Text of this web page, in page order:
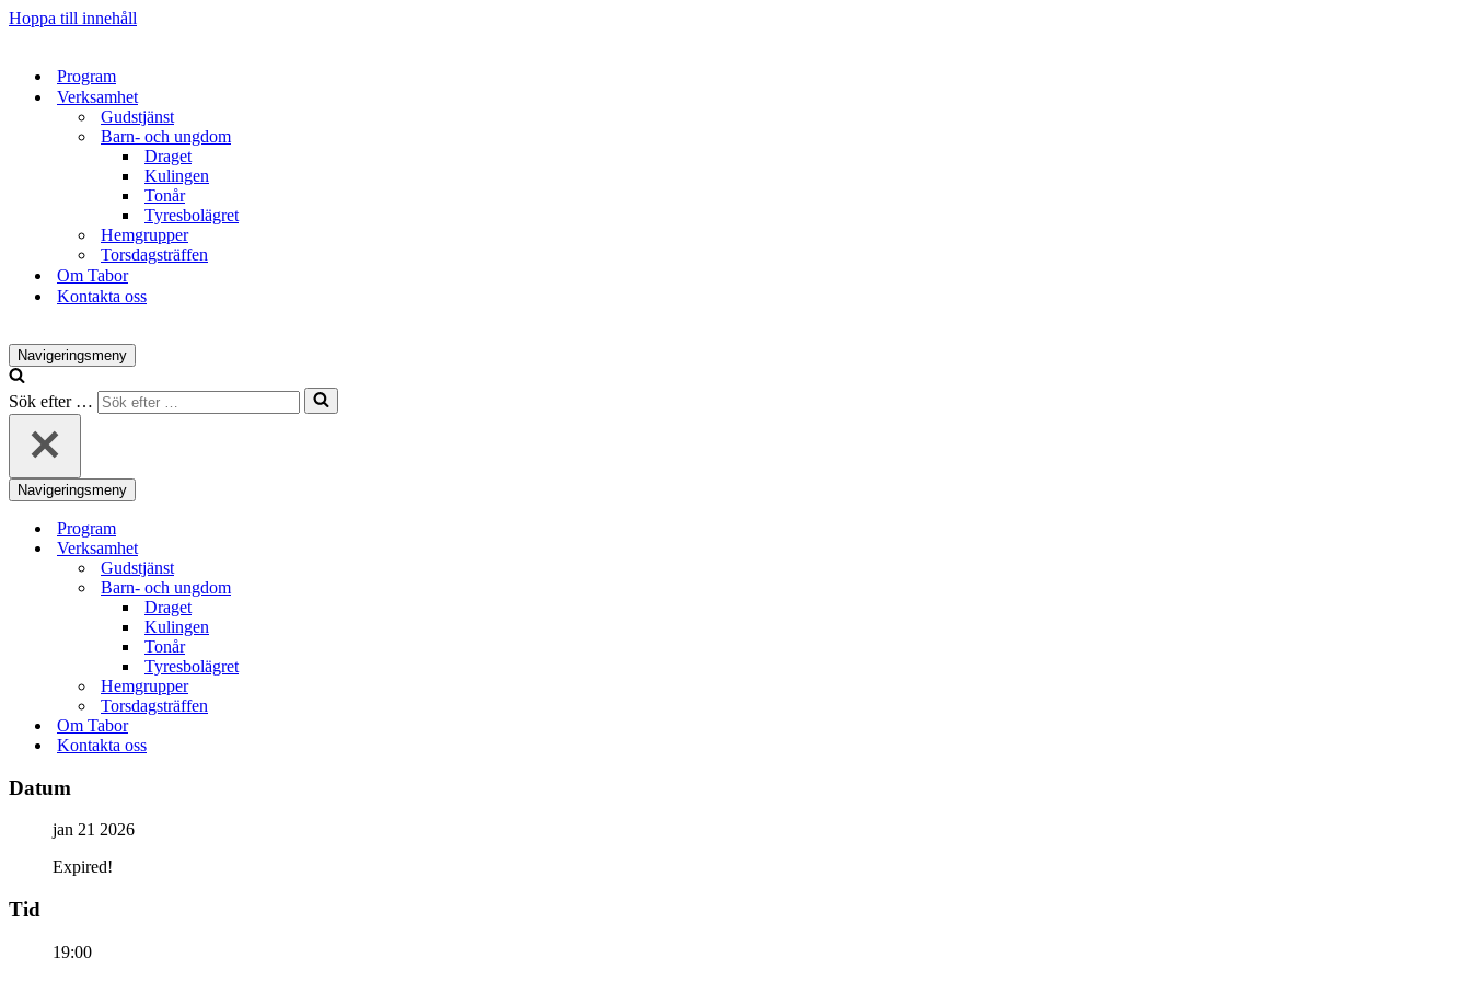
Hoppa till innehåll
Program
Verksamhet
Gudstjänst
Barn- och ungdom
Draget
Kulingen
Tonår
Tyresbolägret
Hemgrupper
Torsdagsträffen
Om Tabor
Kontakta oss
Navigeringsmeny
Sök efter …
Navigeringsmeny
Program
Verksamhet
Gudstjänst
Barn- och ungdom
Draget
Kulingen
Tonår
Tyresbolägret
Hemgrupper
Torsdagsträffen
Om Tabor
Kontakta oss
Datum
jan 21 2026
Expired!
Tid
19:00